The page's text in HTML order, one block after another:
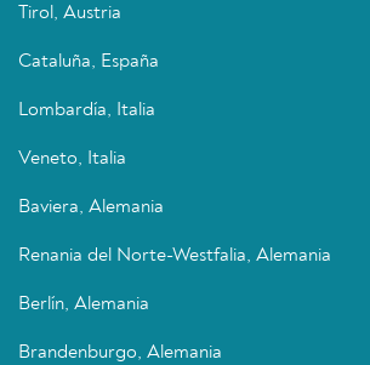
Tirol, Austria
Cataluña, España
Lombardía, Italia
Veneto, Italia
Baviera, Alemania
Renania del Norte-Westfalia, Alemania
Berlín, Alemania
Brandenburgo, Alemania